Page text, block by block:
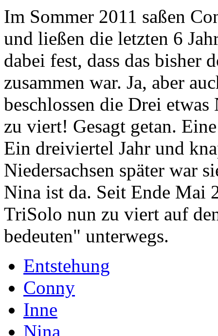
Im Sommer 2011 saßen
und ließen die letzten 6
dabei fest, dass das bisher
zusammen war. Ja, aber
beschlossen die Drei
zu viert! Gesagt getan.
Ein dreiviertel Jahr und
Niedersachsen später war
Nina ist da. Seit Ende Mai
TriSolo nun zu viert auf
bedeuten" unterwegs.
Entstehung
Conny
Inne
Nina